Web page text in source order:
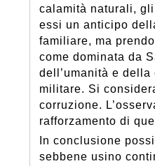
calamità naturali,
essi un anticipo
familiare, ma
come dominata da
dell’umanità e
militare. Si
corruzione.
rafforzamento di
In conclusione
sebbene usino